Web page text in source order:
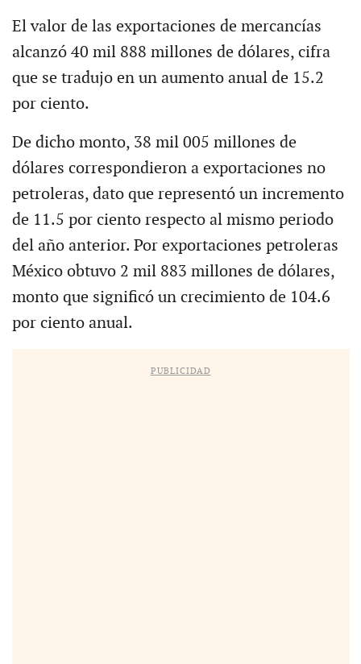
El valor de las exportaciones de mercancías
alcanzó 40 mil 888 millones de dólares, cifra
que se tradujo en un aumento anual de 15.2
por ciento.
De dicho monto, 38 mil 005 millones de
dólares correspondieron a exportaciones no
petroleras, dato que representó un incremento
de 11.5 por ciento respecto al mismo periodo
del año anterior. Por exportaciones petroleras
México obtuvo 2 mil 883 millones de dólares,
monto que significó un crecimiento de 104.6
por ciento anual.
PUBLICIDAD